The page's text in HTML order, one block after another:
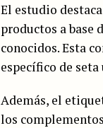
El estudio
productos a base
conocidos. Esta
específico de
Además, el
los